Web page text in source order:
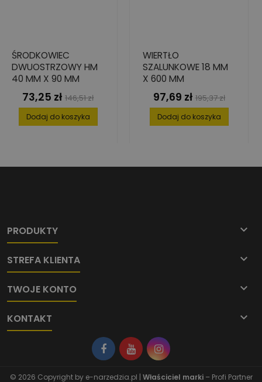
ŚRODKOWIEC
DWUOSTRZOWY HM
40 MM X 90 MM
Cena
73,25 zł Cena
podstawowa
146,51 zł
Dodaj do koszyka
WIERTŁO
SZALUNKOWE 18 MM
X 600 MM
Cena
97,69 zł Cena
podstawowa
195,37 zł
Dodaj do koszyka
PRODUKTY 
STREFA KLIENTA 
TWOJE KONTO 
KONTAKT 
© 2026 Copyright by e-narzedzia.pl | Właściciel marki– Profi Partner